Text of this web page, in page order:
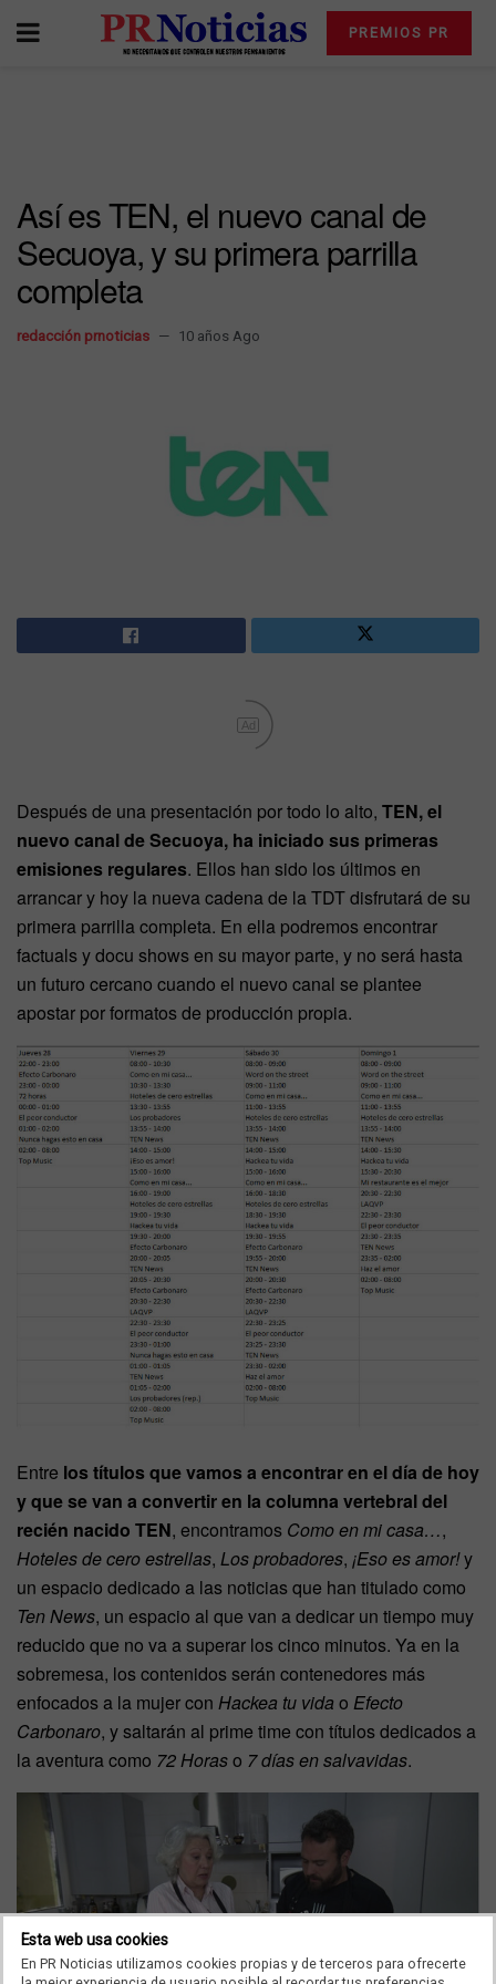
PREMIOS PR
Así es TEN, el nuevo canal de
Secuoya, y su primera parrilla
completa
redacción prnoticias 10 años Ago
Ad
Después de una presentación por todo lo alto, TEN, el
nuevo canal de Secuoya, ha iniciado sus primeras
emisiones regulares. Ellos han sido los últimos en
arrancar y hoy la nueva cadena de la TDT disfrutará de su
primera parrilla completa. En ella podremos encontrar
factuals y docu shows en su mayor parte, y no será hasta
un futuro cercano cuando el nuevo canal se plantee
apostar por formatos de producción propia.
Entre los títulos que vamos a encontrar en el día de hoy
y que se van a convertir en la columna vertebral del
recién nacido TEN, encontramos Como en mi casa…,
Hoteles de cero estrellas, Los probadores, ¡Eso es amor!y
un espacio dedicado a las noticias que han titulado como
Ten News, un espacio al que van a dedicar un tiempo muy
reducido que no va a superar los cinco minutos. Ya en la
sobremesa, los contenidos serán contenedores más
enfocados a la mujer con Hackea tu vida o Efecto
Carbonaro, y saltarán al prime time con títulos dedicados a
la aventura como 72 Horaso 7 días en salvavidas.
Esta web usa cookies
En PR Noticias utilizamos cookies propias y de terceros para ofrecerte